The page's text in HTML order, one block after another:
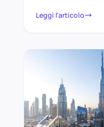
Leggi l'articolo